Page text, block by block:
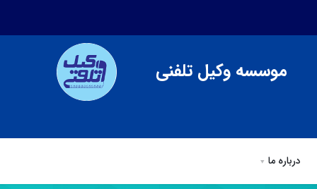
موسسه وکیل تلفنی
درباره ما